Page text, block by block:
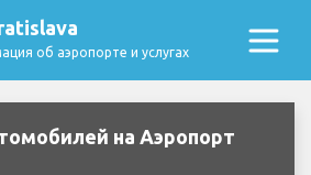
об аэропорте и услугах
на Аэропорт